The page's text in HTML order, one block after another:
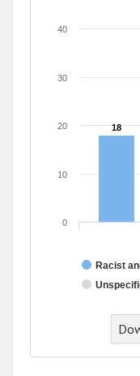
18
18
Racist
0
10
20
30
40